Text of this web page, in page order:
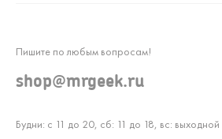
Будни: с 11 до 20, сб: 11 до 18, вс: выходной
Пишите по любым вопросам!
shop@mrgeek.ru